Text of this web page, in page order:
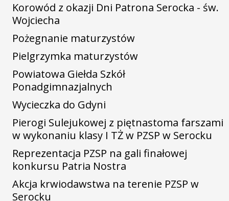
Korowód z okazji Dni Patrona Serocka - św.
Wojciecha
Pożegnanie maturzystów
Pielgrzymka maturzystów
Powiatowa Giełda Szkół
Ponadgimnazjalnych
Wycieczka do Gdyni
Pierogi Sulejukowej z piętnastoma farszami
w wykonaniu klasy I TŻ w PZSP w Serocku
Reprezentacja PZSP na gali finałowej
konkursu Patria Nostra
Akcja krwiodawstwa na terenie PZSP w
Serocku